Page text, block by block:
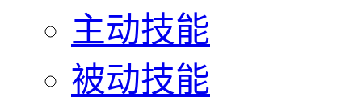
主动技能
被动技能